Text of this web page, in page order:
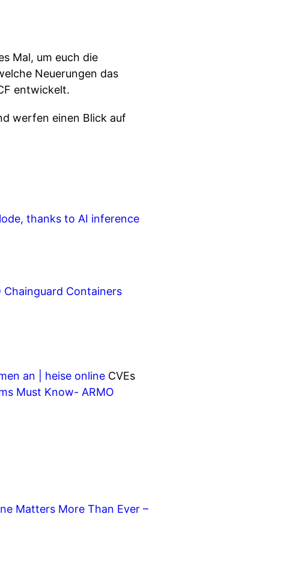
Mal, um euch die
Neuerungen das
entwickelt.
werfen einen Blick auf
thanks to AI inference
Chainguard Containers
an | heise online CVEs
Must Know- ARMO
Matters More Than Ever –